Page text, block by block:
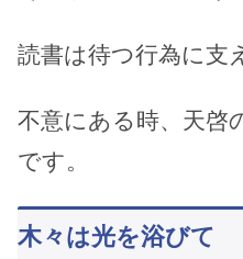
読書は待つ行為に支
不意にある時、天啓
です。
木々は光を浴びて